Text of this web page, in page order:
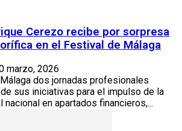
Cerezo recibe por sorpresa
en el Festival de Málaga
marzo, 2026
Málaga dos jornadas profesionales
sus iniciativas para el impulso de la
en apartados financieros,...